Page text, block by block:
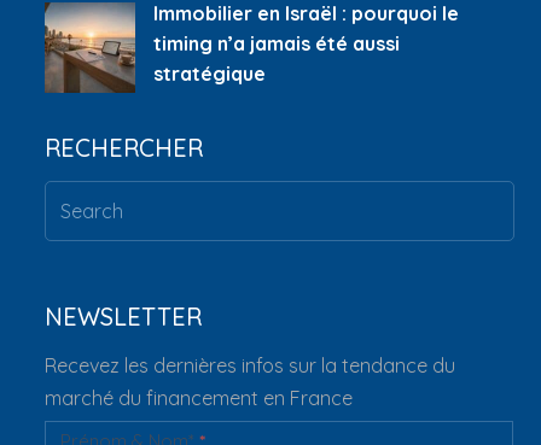
Immobilier en Israël : pourquoi le
timing n’a jamais été aussi
stratégique
RECHERCHER
NEWSLETTER
Recevez les dernières infos sur la tendance du
marché du financement en France